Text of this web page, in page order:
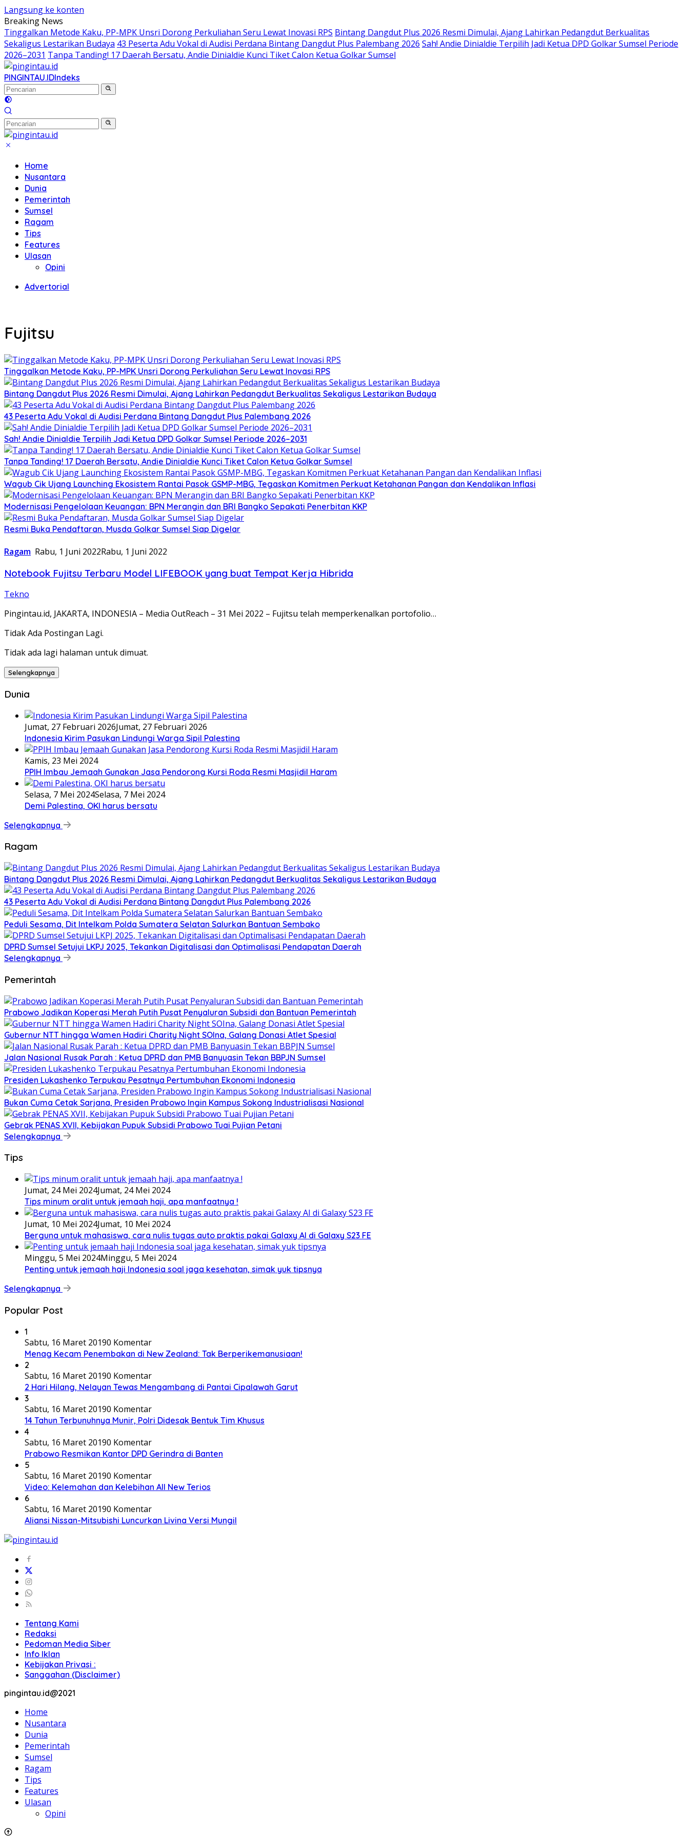
Langsung ke konten
Breaking News
Tinggalkan Metode Kaku, PP-MPK Unsri Dorong Perkuliahan Seru Lewat Inovasi RPS Bintang Dangdut Plus 2026 Resmi Dimulai, Ajang Lahirkan Pedangdut Berkualitas
Sekaligus Lestarikan Budaya 43 Peserta Adu Vokal di Audisi Perdana Bintang Dangdut Plus Palembang 2026 Sah! Andie Dinialdie Terpilih Jadi Ketua DPD Golkar Sumsel Periode
2026–2031 Tanpa Tanding! 17 Daerah Bersatu, Andie Dinialdie Kunci Tiket Calon Ketua Golkar Sumsel
PINGINTAU.IDIndeks
Home
Nusantara
Dunia
Pemerintah
Sumsel
Ragam
Tips
Features
Ulasan
Opini
Advertorial
Fujitsu
Tinggalkan Metode Kaku, PP-MPK Unsri Dorong Perkuliahan Seru Lewat Inovasi RPS
Bintang Dangdut Plus 2026 Resmi Dimulai, Ajang Lahirkan Pedangdut Berkualitas Sekaligus Lestarikan Budaya
43 Peserta Adu Vokal di Audisi Perdana Bintang Dangdut Plus Palembang 2026
Sah! Andie Dinialdie Terpilih Jadi Ketua DPD Golkar Sumsel Periode 2026–2031
Tanpa Tanding! 17 Daerah Bersatu, Andie Dinialdie Kunci Tiket Calon Ketua Golkar Sumsel
Wagub Cik Ujang Launching Ekosistem Rantai Pasok GSMP-MBG, Tegaskan Komitmen Perkuat Ketahanan Pangan dan Kendalikan Inflasi
Modernisasi Pengelolaan Keuangan: BPN Merangin dan BRI Bangko Sepakati Penerbitan KKP
Resmi Buka Pendaftaran, Musda Golkar Sumsel Siap Digelar
Ragam Rabu, 1 Juni 2022Rabu, 1 Juni 2022
Notebook Fujitsu Terbaru Model LIFEBOOK yang buat Tempat Kerja Hibrida
Tekno
Pingintau.id, JAKARTA, INDONESIA – Media OutReach – 31 Mei 2022 – Fujitsu telah memperkenalkan portofolio…
Tidak Ada Postingan Lagi.
Tidak ada lagi halaman untuk dimuat.
Selengkapnya
Dunia
Jumat, 27 Februari 2026Jumat, 27 Februari 2026
Indonesia Kirim Pasukan Lindungi Warga Sipil Palestina
Kamis, 23 Mei 2024
PPIH Imbau Jemaah Gunakan Jasa Pendorong Kursi Roda Resmi Masjidil Haram
Selasa, 7 Mei 2024Selasa, 7 Mei 2024
Demi Palestina, OKI harus bersatu
Selengkapnya
Ragam
Bintang Dangdut Plus 2026 Resmi Dimulai, Ajang Lahirkan Pedangdut Berkualitas Sekaligus Lestarikan Budaya
43 Peserta Adu Vokal di Audisi Perdana Bintang Dangdut Plus Palembang 2026
Peduli Sesama, Dit Intelkam Polda Sumatera Selatan Salurkan Bantuan Sembako
DPRD Sumsel Setujui LKPJ 2025, Tekankan Digitalisasi dan Optimalisasi Pendapatan Daerah
Selengkapnya
Pemerintah
Prabowo Jadikan Koperasi Merah Putih Pusat Penyaluran Subsidi dan Bantuan Pemerintah
Gubernur NTT hingga Wamen Hadiri Charity Night SOIna, Galang Donasi Atlet Spesial
Jalan Nasional Rusak Parah : Ketua DPRD dan PMB Banyuasin Tekan BBPJN Sumsel
Presiden Lukashenko Terpukau Pesatnya Pertumbuhan Ekonomi Indonesia
Bukan Cuma Cetak Sarjana, Presiden Prabowo Ingin Kampus Sokong Industrialisasi Nasional
Gebrak PENAS XVII, Kebijakan Pupuk Subsidi Prabowo Tuai Pujian Petani
Selengkapnya
Tips
Jumat, 24 Mei 2024Jumat, 24 Mei 2024
Tips minum oralit untuk jemaah haji, apa manfaatnya !
Jumat, 10 Mei 2024Jumat, 10 Mei 2024
Berguna untuk mahasiswa, cara nulis tugas auto praktis pakai Galaxy AI di Galaxy S23 FE
Minggu, 5 Mei 2024Minggu, 5 Mei 2024
Penting untuk jemaah haji Indonesia soal jaga kesehatan, simak yuk tipsnya
Selengkapnya
Popular Post
1
Sabtu, 16 Maret 20190 Komentar
Menag Kecam Penembakan di New Zealand: Tak Berperikemanusiaan!
2
Sabtu, 16 Maret 20190 Komentar
2 Hari Hilang, Nelayan Tewas Mengambang di Pantai Cipalawah Garut
3
Sabtu, 16 Maret 20190 Komentar
14 Tahun Terbunuhnya Munir, Polri Didesak Bentuk Tim Khusus
4
Sabtu, 16 Maret 20190 Komentar
Prabowo Resmikan Kantor DPD Gerindra di Banten
5
Sabtu, 16 Maret 20190 Komentar
Video: Kelemahan dan Kelebihan All New Terios
6
Sabtu, 16 Maret 20190 Komentar
Aliansi Nissan-Mitsubishi Luncurkan Livina Versi Mungil
Tentang Kami
Redaksi
Pedoman Media Siber
Info Iklan
Kebijakan Privasi :
Sanggahan (Disclaimer)
pingintau.id@2021
Home
Nusantara
Dunia
Pemerintah
Sumsel
Ragam
Tips
Features
Ulasan
Opini